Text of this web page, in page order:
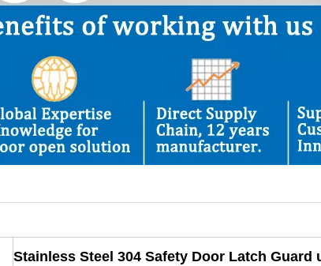
Stainless Steel 304 Safety Door Latch Guard